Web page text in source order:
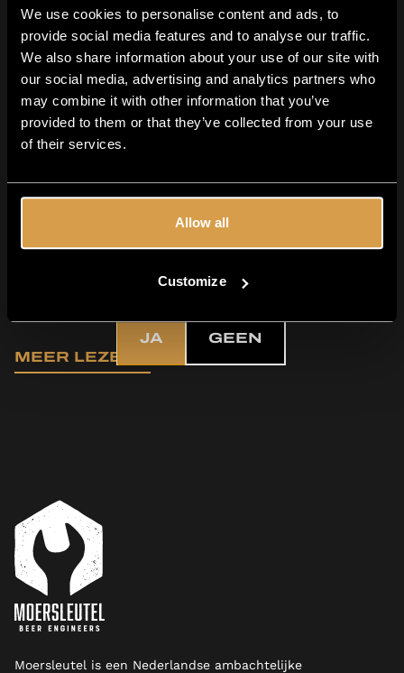
We use cookies to personalise content and ads, to
provide social media features and to analyse our traffic.
We also share information about your use of our site with
our social media, advertising and analytics partners who
may combine it with other information that you’ve
provided to them or that they’ve collected from your use
of their services.
Allow all
Customize
Ben je 18 jaar
JA GEEN
Moersleutel
proeven & ontdekken
met IPA en Stout
Moersleutel bierproeverij om draait. Of je nu een
ontdekkingsreis, met onze kenmerkende IPA's...
MEER LEZEN
Moersleutel is een Nederlandse ambachtelijke